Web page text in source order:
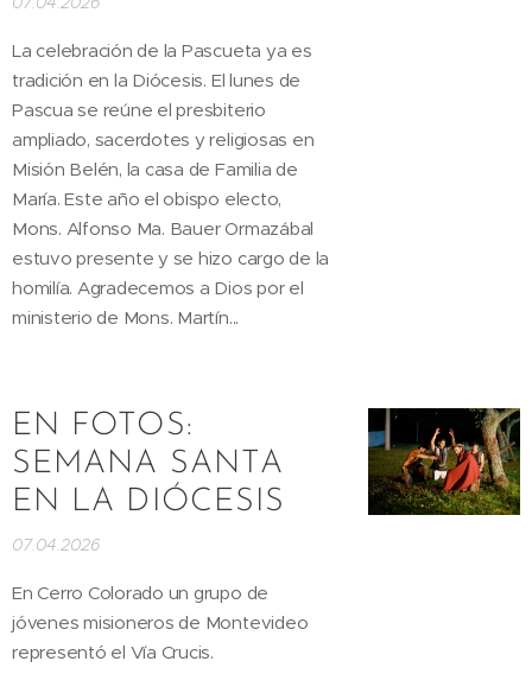
La celebración de la Pascueta ya es
tradición en la Diócesis. El lunes de
Pascua se reúne el presbiterio
ampliado, sacerdotes y religiosas en
Misión Belén, la casa de Familia de
María. Este año el obispo electo,
Mons. Alfonso Ma. Bauer Ormazábal
estuvo presente y se hizo cargo de la
homilía. Agradecemos a Dios por el
ministerio de Mons. Martín...
EN FOTOS:
SEMANA SANTA
EN LA DIÓCESIS
07.04.2026
En Cerro Colorado un grupo de
jóvenes misioneros de Montevideo
representó el Vía Crucis.